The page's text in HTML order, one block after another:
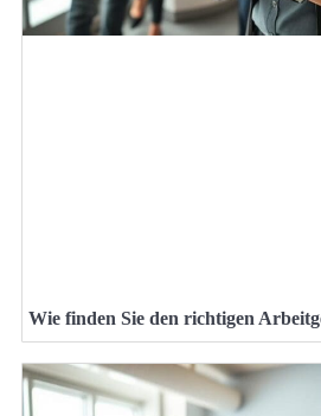
Wie finden Sie den richtigen